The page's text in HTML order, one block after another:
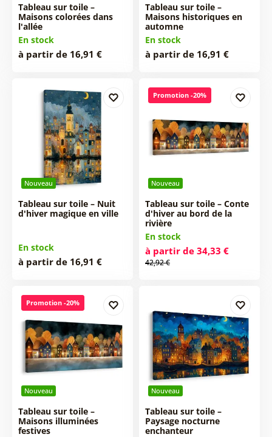
Tableau sur toile –
Maisons colorées dans
l'allée
En stock
à partir de 16,91 €
Tableau sur toile –
Maisons historiques en
automne
En stock
à partir de 16,91 €
Nouveau
Tableau sur toile – Nuit
d'hiver magique en ville
En stock
à partir de 16,91 €
Nouveau
Promotion -20%
Tableau sur toile – Conte
d'hiver au bord de la
rivière
En stock
à partir de 34,33 €
42,92 €
Nouveau
Promotion -20%
Tableau sur toile –
Maisons illuminées
festives
Nouveau
Tableau sur toile –
Paysage nocturne
enchanteur